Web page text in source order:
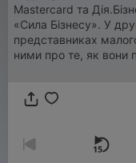
Mastercard та
«Сила Бізнесу». У
представниках
ними про те, як вони
війни, волонтерять,